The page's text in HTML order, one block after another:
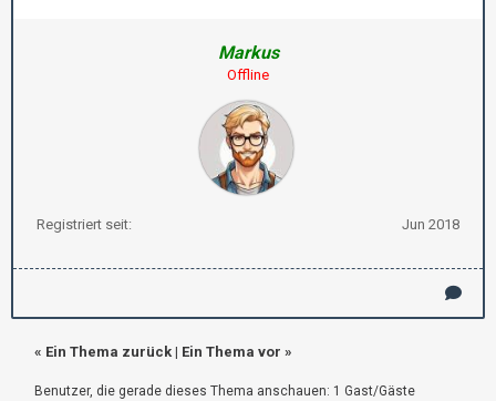
Markus
Offline
Registriert seit: Jun 2018
« Ein Thema zurück | Ein Thema vor »
Benutzer, die gerade dieses Thema anschauen: 1 Gast/Gäste